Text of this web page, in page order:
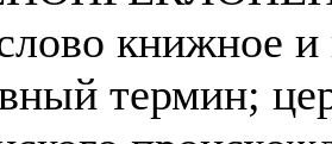
книжное и
термин;